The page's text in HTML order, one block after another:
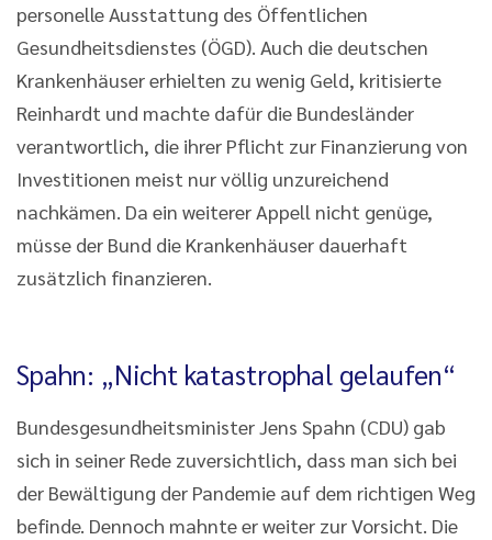
personelle Ausstattung des Öffentlichen
Gesundheitsdienstes (ÖGD). Auch die deutschen
Krankenhäuser erhielten zu wenig Geld, kritisierte
Reinhardt und machte dafür die Bundesländer
verantwortlich, die ihrer Pflicht zur Finanzierung von
Investitionen meist nur völlig unzureichend
nachkämen. Da ein weiterer Appell nicht genüge,
müsse der Bund die Krankenhäuser dauerhaft
zusätzlich finanzieren.
Spahn: „Nicht katastrophal gelaufen“
Bundesgesundheitsminister Jens Spahn (CDU) gab
sich in seiner Rede zuversichtlich, dass man sich bei
der Bewältigung der Pandemie auf dem richtigen Weg
befinde. Dennoch mahnte er weiter zur Vorsicht. Die